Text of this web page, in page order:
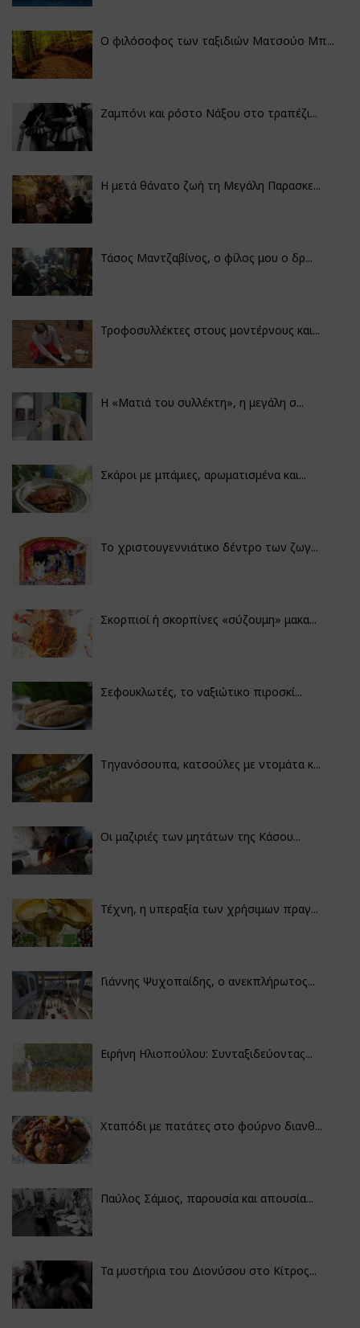
Ο φιλόσοφος των ταξιδιών Ματσούο Μπ...
Ζαμπόνι και ρόστο Νάξου στο τραπέζι...
Η μετά θάνατο ζωή τη Μεγάλη Παρασκε...
Τάσος Μαντζαβίνος, ο φίλος μου ο δρ...
Τροφοσυλλέκτες στους μοντέρνους και...
H «Ματιά του συλλέκτη», η μεγάλη σ...
Σκάροι με μπάμιες, αρωματισμένα και...
Το χριστουγεννιάτικο δέντρο των ζωγ...
Σκορπιοί ή σκορπίνες «σύζουμη» μακα...
Σεφουκλωτές, το ναξιώτικο πιροσκί...
Τηγανόσουπα, κατσούλες με ντομάτα κ...
Οι μαζιριές των μητάτων της Κάσου...
Τέχνη, η υπεραξία των χρήσιμων πραγ...
Γιάννης Ψυχοπαίδης, ο ανεκπλήρωτος...
Ειρήνη Ηλιοπούλου: Συνταξιδεύοντας...
Χταπόδι με πατάτες στο φούρνο διανθ...
Παύλος Σάμιος, παρουσία και απουσία...
Τα μυστήρια του Διονύσου στο Κίτρος...